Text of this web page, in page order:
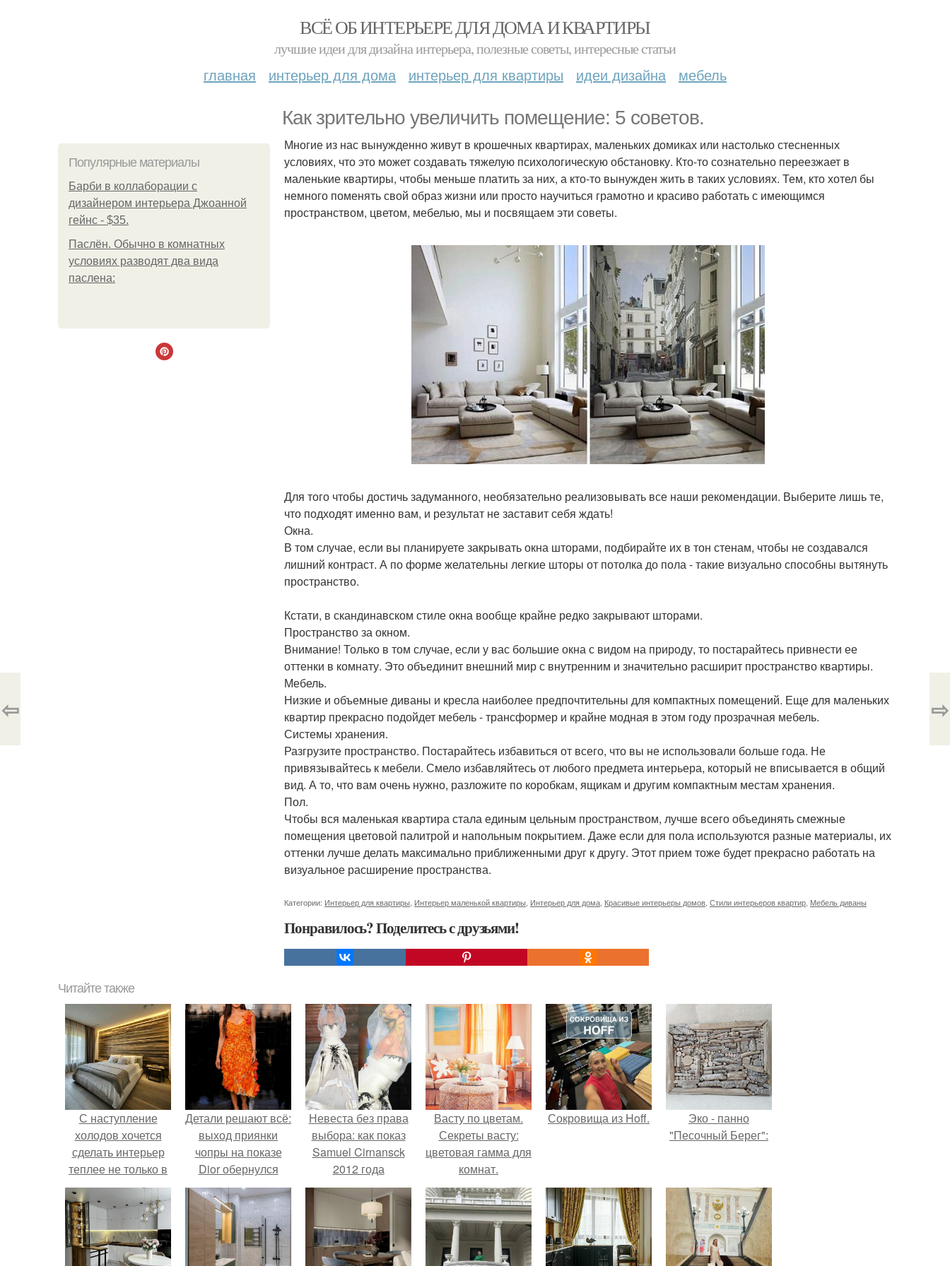
ВСЁ ОБ ИНТЕРЬЕРЕ ДЛЯ ДОМА И КВАРТИРЫ
лучшие идеи для дизайна интерьера, полезные советы, интересные статьи
главная интерьер для дома интерьер для квартиры идеи дизайна мебель
Как зрительно увеличить помещение: 5 советов.
Популярные материалы
Барби в коллаборации с
дизайнером интерьера Джоанной
гейнс - $35.
Паслён. Обычно в комнатных
условиях разводят два вида
паслена:
Многие из нас вынужденно живут в крошечных квартирах, маленьких домиках или настолько стесненных
условиях, что это может создавать тяжелую психологическую обстановку. Кто-то сознательно переезжает в
маленькие квартиры, чтобы меньше платить за них, а кто-то вынужден жить в таких условиях. Тем, кто хотел бы
немного поменять свой образ жизни или просто научиться грамотно и красиво работать с имеющимся
пространством, цветом, мебелью, мы и посвящаем эти советы.
Для того чтобы достичь задуманного, необязательно реализовывать все наши рекомендации. Выберите лишь те,
что подходят именно вам, и результат не заставит себя ждать!
Окна.
В том случае, если вы планируете закрывать окна шторами, подбирайте их в тон стенам, чтобы не создавался
лишний контраст. А по форме желательны легкие шторы от потолка до пола - такие визуально способны вытянуть
пространство.
Кстати, в скандинавском стиле окна вообще крайне редко закрывают шторами.
Пространство за окном.
Внимание! Только в том случае, если у вас большие окна с видом на природу, то постарайтесь привнести ее
оттенки в комнату. Это объединит внешний мир с внутренним и значительно расширит пространство квартиры.
Мебель.
Низкие и объемные диваны и кресла наиболее предпочтительны для компактных помещений. Еще для маленьких
квартир прекрасно подойдет мебель - трансформер и крайне модная в этом году прозрачная мебель.
Системы хранения.
Разгрузите пространство. Постарайтесь избавиться от всего, что вы не использовали больше года. Не
привязывайтесь к мебели. Смело избавляйтесь от любого предмета интерьера, который не вписывается в общий
вид. А то, что вам очень нужно, разложите по коробкам, ящикам и другим компактным местам хранения.
Пол.
Чтобы вся маленькая квартира стала единым цельным пространством, лучше всего объединять смежные
помещения цветовой палитрой и напольным покрытием. Даже если для пола используются разные материалы, их
оттенки лучше делать максимально приближенными друг к другу. Этот прием тоже будет прекрасно работать на
визуальное расширение пространства.
Категории: Интерьер для квартиры Интерьер маленькой квартиры Интерьер для дома Красивые интерьеры домов Стили интерьеров квартир Мебель диваны
Понравилось? Поделитесь с друзьями!
⇦ ⇨
Читайте также
С наступление
холодов хочется
сделать интерьер
теплее не только в
визуальном плане.
Детали решают всё:
выход приянки
чопры на показе
Dior обернулся
шквалом критики
из-за небрежного
пошива.
Невеста без права
выбора: как показ
Samuel Cirnansck
2012 года
превратил подиум
в манифест против
принуждения.
Васту по цветам.
Секреты васту:
цветовая гамма для
комнат.
Сокровища из Hoff.
Эко - панно
"Песочный Берег":